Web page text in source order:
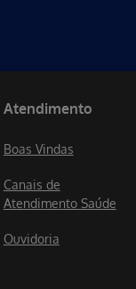
Atendimento
Boas Vindas
Canais de
Atendimento Saúde
Ouvidoria